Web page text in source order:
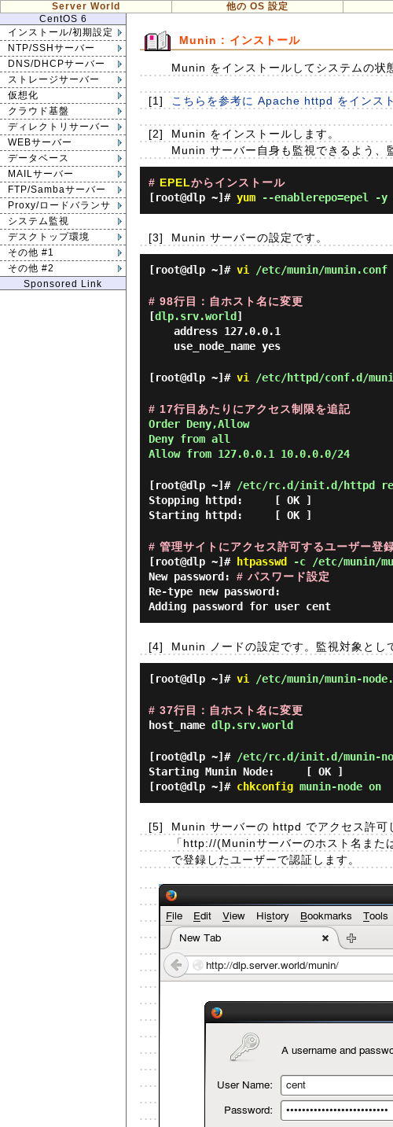
Server World 他の OS 設定
CentOS 6
インストール/初期設定
NTP/SSHサーバー
DNS/DHCPサーバー
ストレージサーバー
仮想化
クラウド基盤
ディレクトリサーバー
WEBサーバー
データベース
MAILサーバー
FTP/Sambaサーバー
Proxy/ロードバランサ
システム監視
デスクトップ環境
その他 #1
その他 #2
Sponsored Link
Munin : インストール
Munin をインストールしてシステムの状
[1] こちらを参考に Apache httpd をインス
[2]
Munin をインストールします。
Munin サーバー自身も監視できるよう
# EPELからインストール
[root@dlp ~]# yum --enablerepo=epel -
[3] Munin サーバーの設定です。
[root@dlp ~]# vi /etc/munin/munin.conf
# 98行目：自ホスト名に変更
[dlp.srv.world ]
address 127.0.0.1
use_node_name yes
[root@dlp ~]# vi /etc/httpd/conf.d/
# 17行目あたりにアクセス制限を追記
Order Deny,Allow
Deny from all
Allow from 127.0.0.1 10.0.0.0/24
[root@dlp ~]# /etc/rc.d/init.d/httpd
Stopping httpd: [ OK ]
Starting httpd: [ OK ]
# 管理サイトにアクセス許可するユーザー
[root@dlp ~]#
htpasswd
-c /etc/munin/
New password: # パスワード設定
Re-type new password:
Adding password for user cent
[4] Munin ノードの設定です。監視対象とし
[root@dlp ~]# vi /etc/munin/munin-
# 37行目：自ホスト名に変更
host_name dlp.srv.world
[root@dlp ~]# /etc/rc.d/init.d/munin-
Starting Munin Node: [ OK ]
[root@dlp ~]# chkconfig munin-node on
[5]
Munin サーバーの httpd でアクセス許可
「http://(Muninサーバーのホスト名ま
で登録したユーザーで認証します。